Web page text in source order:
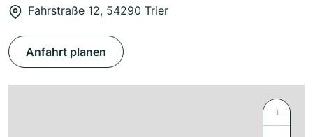
Fahrstraße 12, 54290 Trier
Anfahrt planen
+